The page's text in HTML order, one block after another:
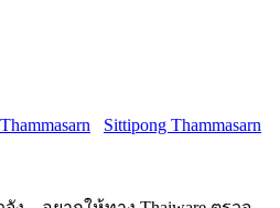
Sittipong Thammasarn